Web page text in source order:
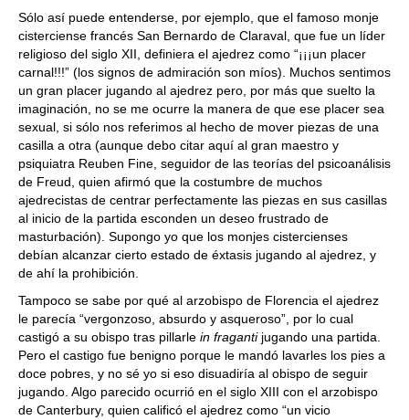
Sólo así puede entenderse, por ejemplo, que el famoso monje
cisterciense francés San Bernardo de Claraval, que fue un líder
religioso del siglo XII, definiera el ajedrez como “¡¡¡un placer
carnal!!!” (los signos de admiración son míos). Muchos sentimos
un gran placer jugando al ajedrez pero, por más que suelto la
imaginación, no se me ocurre la manera de que ese placer sea
sexual, si sólo nos referimos al hecho de mover piezas de una
casilla a otra (aunque debo citar aquí al gran maestro y
psiquiatra Reuben Fine, seguidor de las teorías del psicoanálisis
de Freud, quien afirmó que la costumbre de muchos
ajedrecistas de centrar perfectamente las piezas en sus casillas
al inicio de la partida esconden un deseo frustrado de
masturbación). Supongo yo que los monjes cistercienses
debían alcanzar cierto estado de éxtasis jugando al ajedrez, y
de ahí la prohibición.
Tampoco se sabe por qué al arzobispo de Florencia el ajedrez
le parecía “vergonzoso, absurdo y asqueroso”, por lo cual
castigó a su obispo tras pillarle in fragantijugando una partida.
Pero el castigo fue benigno porque le mandó lavarles los pies a
doce pobres, y no sé yo si eso disuadiría al obispo de seguir
jugando. Algo parecido ocurrió en el siglo XIII con el arzobispo
de Canterbury, quien calificó el ajedrez como “un vicio